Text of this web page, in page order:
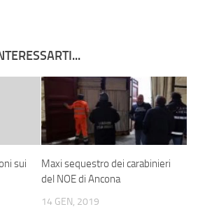
sui
Maxi sequestro dei carabinieri
del NOE di Ancona
14 GEN, 2019